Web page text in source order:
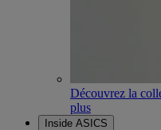
Découvrez la
plus
Inside ASICS